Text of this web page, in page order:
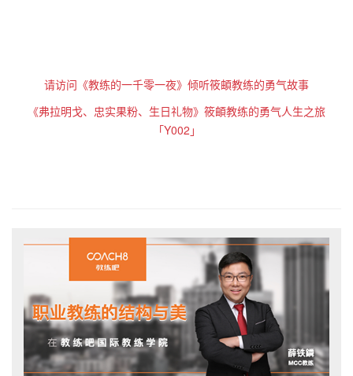
请访问《教练的一千零一夜》倾听筱頔教练的勇气故事
《弗拉明戈、忠实果粉、生日礼物》筱頔教练的勇气人生之旅
「Y002」